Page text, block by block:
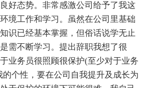
好态势。非常感激公司给予了我这
境工作和学习。虽然在公司里基础
识已经基本掌握，但俗话说学无止
需不断学习。提出辞职我想了很
业务员很照顾很保护(至少对于业务
的个性，要在公司自我提升及成长为